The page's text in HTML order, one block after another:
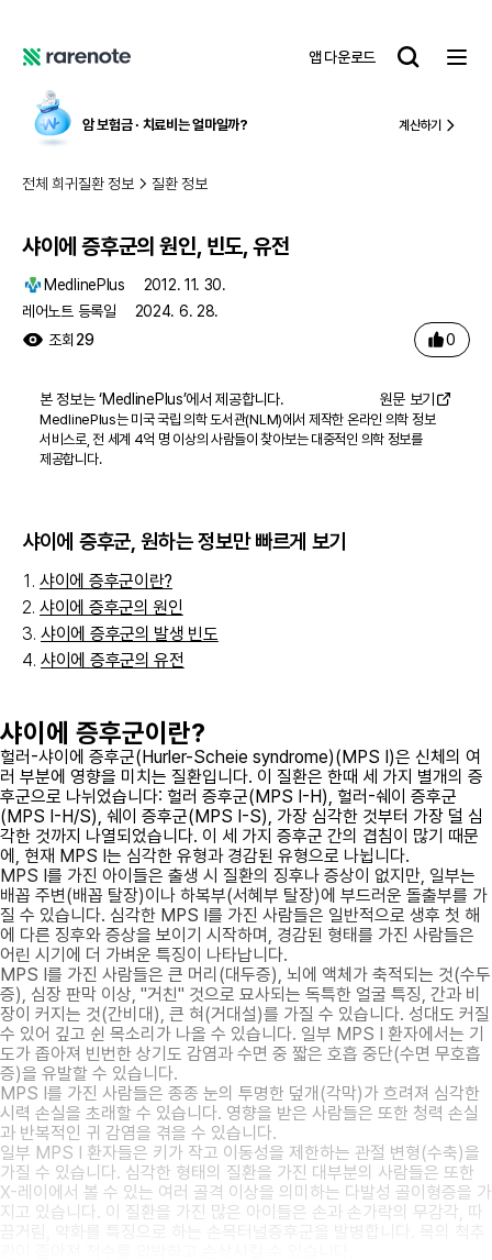
노
앱 다운로드
레
트
암 보험금 ∙ 치료비 는 얼마일까? 계산하기
전체 희귀질환 정보 질환 정보
샤이에 증후군의 원인, 빈도, 유전
MedlinePlus
2012. 11. 30.
레어노트 등록일
2024. 6. 28.
조회 29 0
본 정보는 ‘MedlinePlus’에서 제공합니다. 원문 보기
MedlinePlus는 미국 국립 의학 도서관(NLM)에서 제작한 온라인 의학 정보
서비스로, 전 세계 4억 명 이상의 사람들이 찾아보는 대중적인 의학 정보를
제공합니다.
샤이에 증후군, 원하는 정보만 빠르게 보기
샤이에 증후군이란?
샤이에 증후군의 원인
샤이에 증후군의 발생 빈도
샤이에 증후군의 유전
샤이에 증후군이란?
헐러-샤이에 증후군(Hurler-Scheie syndrome)(MPS I)은 신체의 여
러 부분에 영향을 미치는 질환입니다. 이 질환은 한때 세 가지 별개의 증
후군으로 나뉘었습니다: 헐러 증후군(MPS I-H), 헐러-쉐이 증후군
(MPS I-H/S), 쉐이 증후군(MPS I-S), 가장 심각한 것부터 가장 덜 심
각한 것까지 나열되었습니다. 이 세 가지 증후군 간의 겹침이 많기 때문
에, 현재 MPS I는 심각한 유형과 경감된 유형으로 나뉩니다.
MPS I를 가진 아이들은 출생 시 질환의 징후나 증상이 없지만, 일부는
배꼽 주변(배꼽 탈장)이나 하복부(서혜부 탈장)에 부드러운 돌출부를 가
질 수 있습니다. 심각한 MPS I를 가진 사람들은 일반적으로 생후 첫 해
에 다른 징후와 증상을 보이기 시작하며, 경감된 형태를 가진 사람들은
어린 시기에 더 가벼운 특징이 나타납니다.
MPS I를 가진 사람들은 큰 머리(대두증), 뇌에 액체가 축적되는 것(수두
증), 심장 판막 이상, "거친" 것으로 묘사되는 독특한 얼굴 특징, 간과 비
장이 커지는 것(간비대), 큰 혀(거대설)를 가질 수 있습니다. 성대도 커질
수 있어 깊고 쉰 목소리가 나올 수 있습니다. 일부 MPS I 환자에서는 기
도가 좁아져 빈번한 상기도 감염과 수면 중 짧은 호흡 중단(수면 무호흡
증)을 유발할 수 있습니다.
MPS I를 가진 사람들은 종종 눈의 투명한 덮개(각막)가 흐려져 심각한
시력 손실을 초래할 수 있습니다. 영향을 받은 사람들은 또한 청력 손실
과 반복적인 귀 감염을 겪을 수 있습니다.
일부 MPS I 환자들은 키가 작고 이동성을 제한하는 관절 변형(수축)을
가질 수 있습니다. 심각한 형태의 질환을 가진 대부분의 사람들은 또한
X-레이에서 볼 수 있는 여러 골격 이상을 의미하는 다발성 골이형증을 가
지고 있습니다. 이 질환을 가진 많은 아이들은 손과 손가락의 무감각, 따